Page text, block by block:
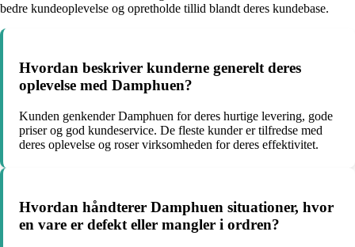
bedre kundeoplevelse og opretholde tillid blandt deres kundebase.
Hvordan beskriver kunderne generelt deres
oplevelse med Damphuen?
Kunden genkender Damphuen for deres hurtige levering, gode
priser og god kundeservice. De fleste kunder er tilfredse med
deres oplevelse og roser virksomheden for deres effektivitet.
Hvordan håndterer Damphuen situationer, hvor
en vare er defekt eller mangler i ordren?